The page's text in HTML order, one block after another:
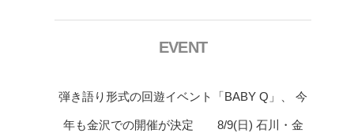
EVENT
弾き語り形式の回遊イベント「BABY Q」、 今
年も金沢での開催が決定 8/9(日) 石川・金